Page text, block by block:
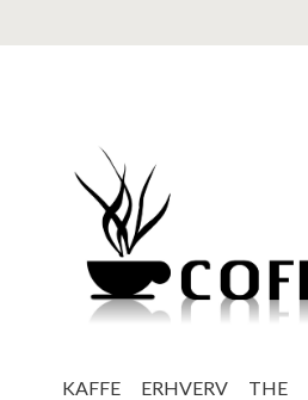
KAFFE ERHVERV THE